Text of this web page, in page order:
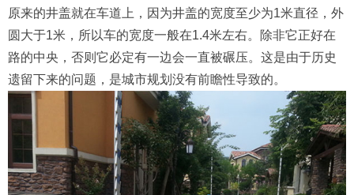
原来的井盖就在车道上，因为井盖的宽度至少为1米直径，外
圆大于1米，所以车的宽度一般在1.4米左右。除非它正好在
路的中央，否则它必定有一边会一直被碾压。这是由于历史
遗留下来的问题，是城市规划没有前瞻性导致的。